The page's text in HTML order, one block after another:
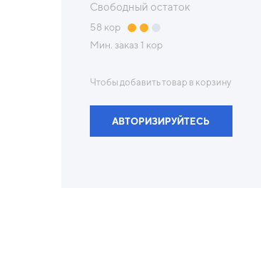
Свободный остаток
58кор
Мин. заказ 1 кор
Чтобы добавить товар в корзину
АВТОРИЗИРУЙТЕСЬ